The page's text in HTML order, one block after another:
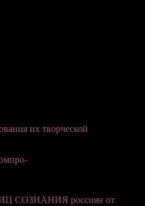
их творческой
СОЗНАНИЯ россиян от